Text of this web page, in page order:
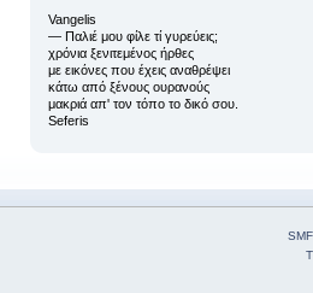
Vangelis
― Παλιέ μου φίλε τί γυρεύεις;
χρόνια ξενιτεμένος ήρθες
με εικόνες που έχεις αναθρέψει
κάτω από ξένους ουρανούς
μακριά απ' τον τόπο το δικό σου.
Seferis